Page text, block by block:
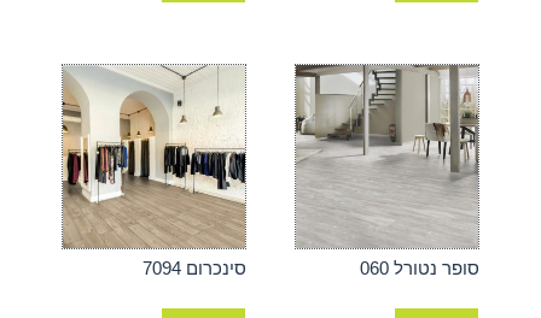
סופר נטורל 060 סינכרום 7094